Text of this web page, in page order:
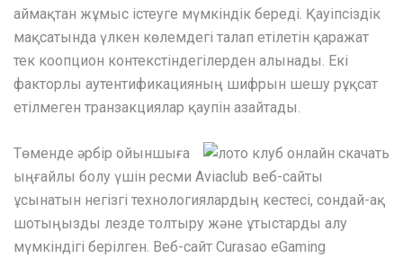
аймақтан жұмыс істеуге мүмкіндік береді. Қауіпсіздік
мақсатында үлкен көлемдегі талап етілетін қаражат
тек коопцион контекстіндегілерден алынады. Екі
факторлы аутентификацияның шифрын шешу рұқсат
етілмеген транзакциялар қаупін азайтады.
Төменде әрбір ойыншыға
ыңғайлы болу үшін ресми Aviaclub веб-сайты
ұсынатын негізгі технологиялардың кестесі, сондай-ақ
шотыңызды лезде толтыру және ұтыстарды алу
мүмкіндігі берілген. Веб-сайт Curasao eGaming